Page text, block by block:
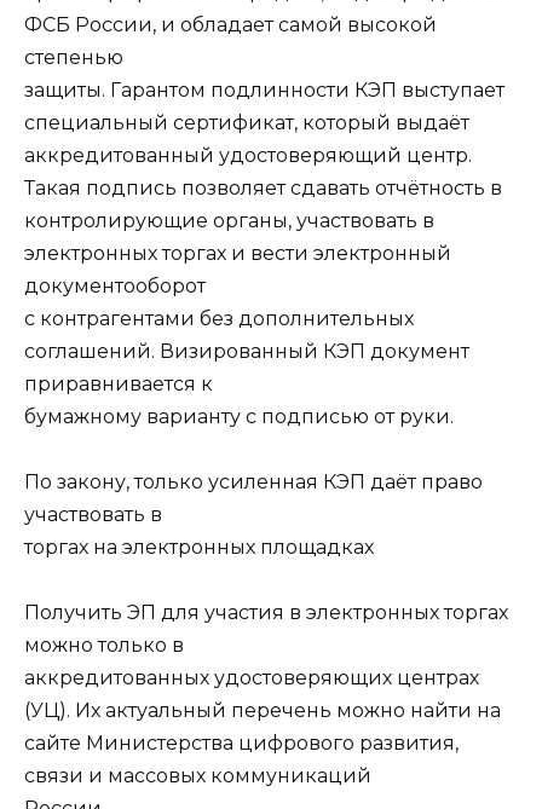
ФСБ России, и обладает самой высокой
степенью
защиты. Гарантом подлинности КЭП выступает
специальный сертификат, который выдаёт
аккредитованный удостоверяющий центр.
Такая подпись позволяет сдавать отчётность в
контролирующие органы, участвовать в
электронных торгах и вести электронный
документооборот
с контрагентами без дополнительных
соглашений. Визированный КЭП документ
приравнивается к
бумажному варианту с подписью от руки.
По закону, только усиленная КЭП даёт право
участвовать в
торгах на электронных площадках
Получить ЭП для участия в электронных торгах
можно только в
аккредитованных удостоверяющих центрах
(УЦ). Их актуальный перечень можно найти на
сайте Министерства цифрового развития,
связи и массовых коммуникаций